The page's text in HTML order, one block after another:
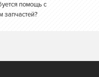
помощь с
запчастей?